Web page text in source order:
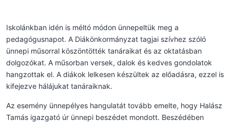
Iskolánkban idén is méltó módon ünnepeltük meg a
pedagógusnapot. A Diákönkormányzat tagjai szívhez szóló
ünnepi műsorral köszöntötték tanáraikat és az oktatásban
dolgozókat. A műsorban versek, dalok és kedves gondolatok
hangzottak el. A diákok lelkesen készültek az előadásra, ezzel is
kifejezve hálájukat tanáraiknak.
Az esemény ünnepélyes hangulatát tovább emelte, hogy Halász
Tamás igazgató úr ünnepi beszédet mondott. Beszédében